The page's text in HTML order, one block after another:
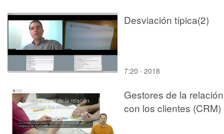
Desviación típica(2)
7:20 · 2018
Gestores de la relación
con los clientes (CRM)